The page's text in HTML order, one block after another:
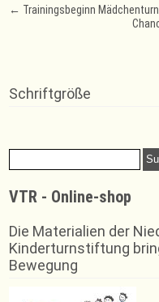
Post
← Trainingsbeginn
Schriftgröße
Suchen
nach:
VTR - Online-shop
Die Materialien der
Kinderturnstiftung
Bewegung